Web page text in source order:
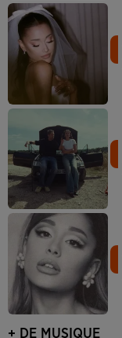
+ DE MUSIQUE